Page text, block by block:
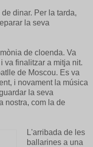
dinar. Per la tarda,
la seva
de cloenda. Va
va finalitzar a mitja nit.
de Moscou. Es va
i novament la música
la seva
nostra, com la de
L'arribada de les
ballarines a una